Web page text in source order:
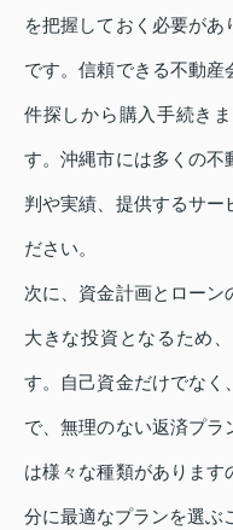
を把握しておく必要が
です。信頼できる不動産
件探しから購入手続き
す。沖縄市には多くの不
判や実績、提供するサー
ださい。
次に、資金計画とローン
大きな投資となるため
す。自己資金だけでなく
で、無理のない返済プラ
は様々な種類があります
分に最適なプランを選ぶ